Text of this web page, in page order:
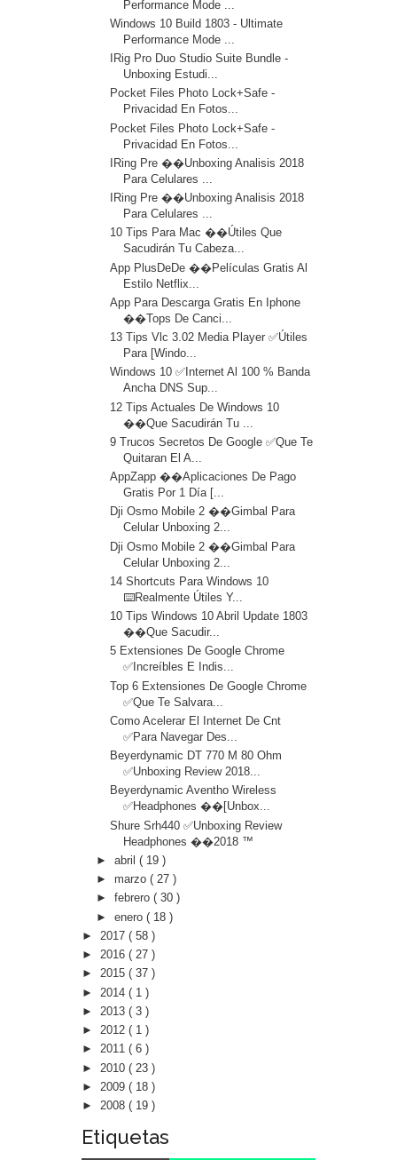
Performance Mode ...
Windows 10 Build 1803 - Ultimate
Performance Mode ...
IRig Pro Duo Studio Suite Bundle -
Unboxing Estudi...
Pocket Files Photo Lock+Safe -
Privacidad En Fotos...
Pocket Files Photo Lock+Safe -
Privacidad En Fotos...
IRing Pre ��Unboxing Analisis 2018
Para Celulares ...
IRing Pre ��Unboxing Analisis 2018
Para Celulares ...
10 Tips Para Mac ��Útiles Que
Sacudirán Tu Cabeza...
App PlusDeDe ��️Películas Gratis Al
Estilo Netflix...
App Para Descarga Gratis En Iphone
��Tops De Canci...
13 Tips Vlc 3.02 Media Player ✅Útiles
Para [Windo...
Windows 10 ✅Internet Al 100 % Banda
Ancha DNS Sup...
12 Tips Actuales De Windows 10
��Que Sacudirán Tu ...
9 Trucos Secretos De Google ✅Que Te
Quitaran El A...
AppZapp ��Aplicaciones De Pago
Gratis Por 1 Día [...
Dji Osmo Mobile 2 ��Gimbal Para
Celular Unboxing 2...
Dji Osmo Mobile 2 ��Gimbal Para
Celular Unboxing 2...
14 Shortcuts Para Windows 10
⌨️Realmente Útiles Y...
10 Tips Windows 10 Abril Update 1803
��Que Sacudir...
5 Extensiones De Google Chrome
✅Increíbles E Indis...
Top 6 Extensiones De Google Chrome
✅Que Te Salvara...
Como Acelerar El Internet De Cnt
✅Para Navegar Des...
Beyerdynamic DT 770 M 80 Ohm
✅Unboxing Review 2018...
Beyerdynamic Aventho Wireless
✅Headphones ��[Unbox...
Shure Srh440 ✅Unboxing Review
Headphones ��2018 ™️
► abril ( 19 )
► marzo ( 27 )
► febrero ( 30 )
► enero ( 18 )
► 2017 ( 58 )
► 2016 ( 27 )
► 2015 ( 37 )
► 2014 ( 1 )
► 2013 ( 3 )
► 2012 ( 1 )
► 2011 ( 6 )
► 2010 ( 23 )
► 2009 ( 18 )
► 2008 ( 19 )
Etiquetas